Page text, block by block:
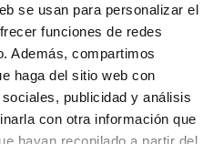
se usan para personalizar el
funciones de redes
Además, compartimos
haga del sitio web con
publicidad y análisis
con otra información que
hayan recopilado a partir del
Añadir al carrito
Añadir a la lista de
deseos